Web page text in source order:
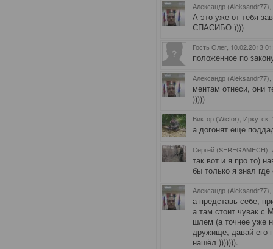
Александр (Aleksandr77),
А это уже от тебя
СПАСИБО ))))
Гость Олег, 10.02.2013
положенное по
Александр (Aleksandr77),
ментам отнеси, они
)))))
Виктор (Wictor), Иркутск,
а догонят еще
Сергей (SEREGAMECH),
так вот и я про то)
бы только я знал
Александр (Aleksandr77),
а представь себе,
а там стоит чувак с
шлем (а точнее уже
дружище, давай его
нашёл ))))))).